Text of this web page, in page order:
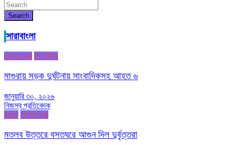
Search
সারাবাংলা
জেলার খবর টপ নিউজ
মাগুরায় সড়ক দুর্ঘটনায় সাংবাদিকসহ আহত ৬
জানুয়ারি ৩০, ২০২৬
নিজস্ব প্রতিবেদক
আরও জেলার খবর
মতলব উত্তরে বসতঘরে আগুন দিল দুর্বৃত্তরা